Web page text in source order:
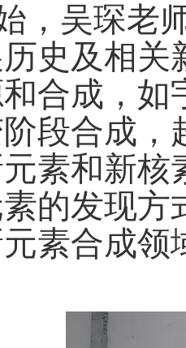
，吴琛老
史及相关
合成，如
段合成，
素和新
的发现
素合成领